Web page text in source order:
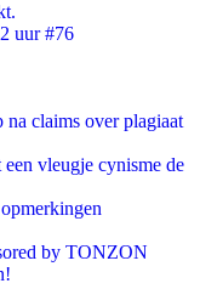
uur #76
na claims over plagiaat
vleugje cynisme de
by TONZON